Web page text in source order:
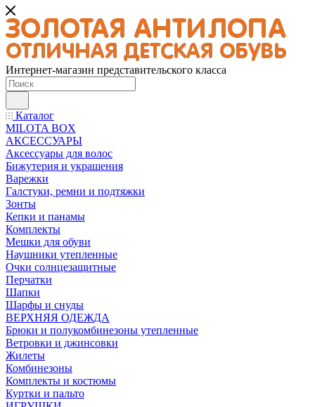
Интернет-магазин представительского класса
Каталог
MILOTA BOX
АКСЕССУАРЫ
Аксессуары для волос
Бижутерия и украшения
Варежки
Галстуки, ремни и подтяжки
Зонты
Кепки и панамы
Комплекты
Мешки для обуви
Наушники утепленные
Очки солнцезащитные
Перчатки
Шапки
Шарфы и снуды
ВЕРХНЯЯ ОДЕЖДА
Брюки и полукомбинезоны утепленные
Ветровки и джинсовки
Жилеты
Комбинезоны
Комплекты и костюмы
Куртки и пальто